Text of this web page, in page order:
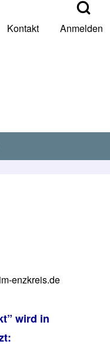
Kontakt Anmelden
enzkreis.de
wird in